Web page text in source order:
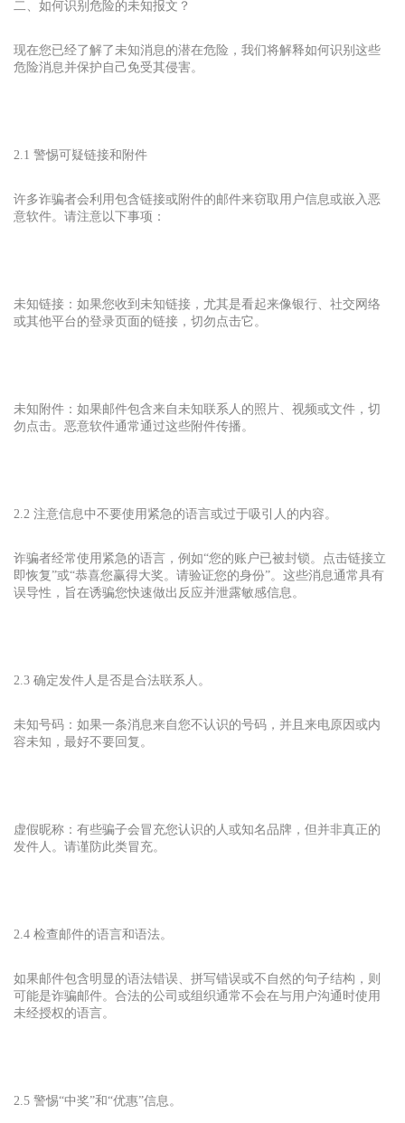
二、如何识别危险的未知报文？
现在您已经了解了未知消息的潜在危险，我们将解释如何识别这些
危险消息并保护自己免受其侵害。
2.1 警惕可疑链接和附件
许多诈骗者会利用包含链接或附件的邮件来窃取用户信息或嵌入恶
意软件。请注意以下事项：
未知链接：如果您收到未知链接，尤其是看起来像银行、社交网络
或其他平台的登录页面的链接，切勿点击它。
未知附件：如果邮件包含来自未知联系人的照片、视频或文件，切
勿点击。恶意软件通常通过这些附件传播。
2.2 注意信息中不要使用紧急的语言或过于吸引人的内容。
诈骗者经常使用紧急的语言，例如“您的账户已被封锁。点击链接立
即恢复”或“恭喜您赢得大奖。请验证您的身份”。这些消息通常具有
误导性，旨在诱骗您快速做出反应并泄露敏感信息。
2.3 确定发件人是否是合法联系人。
未知号码：如果一条消息来自您不认识的号码，并且来电原因或内
容未知，最好不要回复。
虚假昵称：有些骗子会冒充您认识的人或知名品牌，但并非真正的
发件人。请谨防此类冒充。
2.4 检查邮件的语言和语法。
如果邮件包含明显的语法错误、拼写错误或不自然的句子结构，则
可能是诈骗邮件。合法的公司或组织通常不会在与用户沟通时使用
未经授权的语言。
2.5 警惕“中奖”和“优惠”信息。